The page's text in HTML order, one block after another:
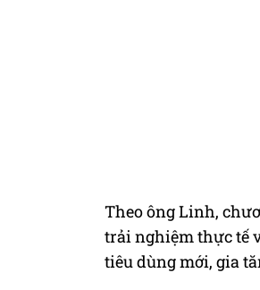
Theo ông Linh,
trải nghiệm thực tế
tiêu dùng mới, gia